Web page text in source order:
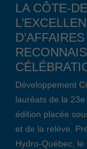
LA CÔTE-
Développement
lauréats de la
édition placée
et de la relève.
Hydro-Québec,